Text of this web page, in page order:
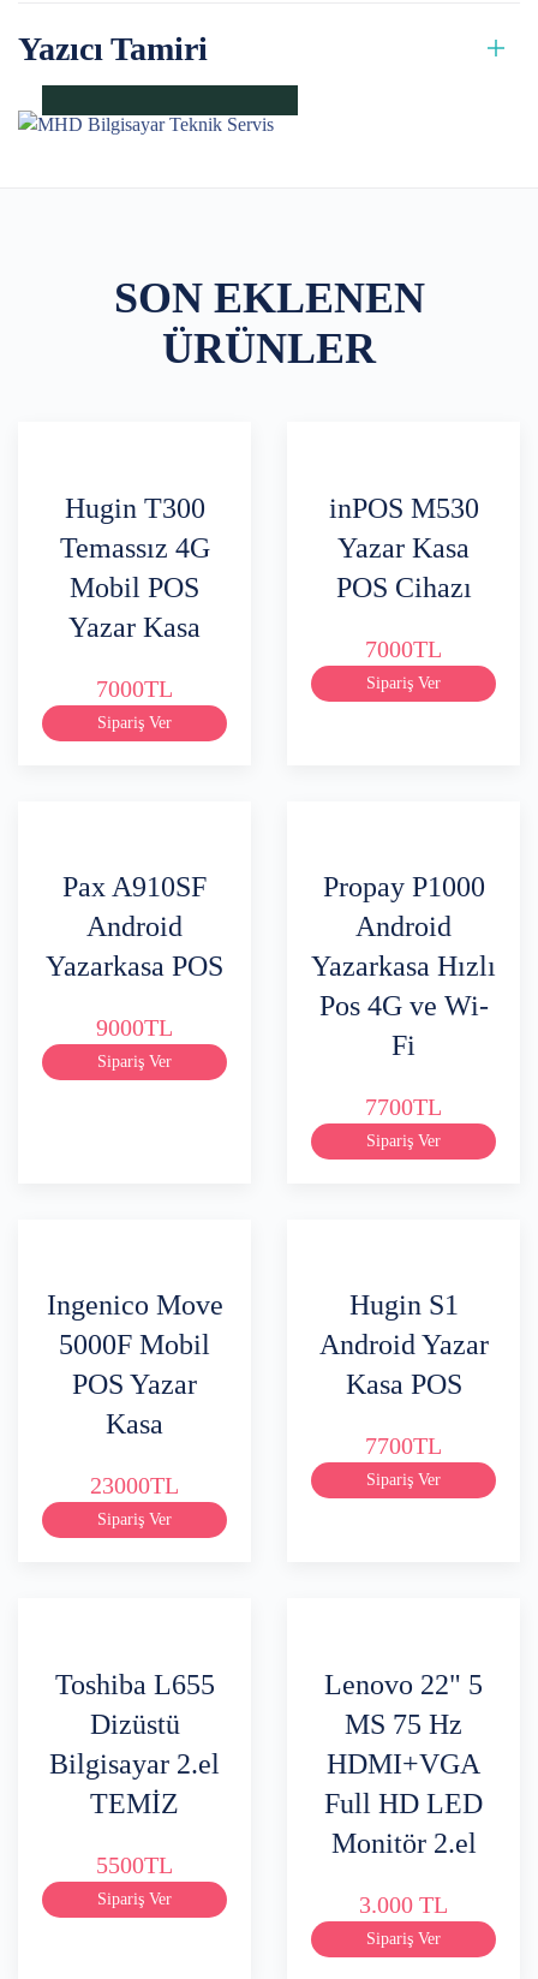
Yazıcı Tamiri
SON EKLENEN
ÜRÜNLER
Hugin T300
Temassız 4G
Mobil POS
Yazar Kasa
7000TL
Sipariş Ver
inPOS M530
Yazar Kasa
POS Cihazı
7000TL
Sipariş Ver
Pax A910SF
Android
Yazarkasa POS
9000TL
Sipariş Ver
Propay P1000
Android
Yazarkasa Hızlı
Pos 4G ve Wi-
Fi
7700TL
Sipariş Ver
Ingenico Move
5000F Mobil
POS Yazar
Kasa
23000TL
Sipariş Ver
Hugin S1
Android Yazar
Kasa POS
7700TL
Sipariş Ver
Toshiba L655
Dizüstü
Bilgisayar 2.el
TEMİZ
5500TL
Sipariş Ver
Lenovo 22" 5
MS 75 Hz
HDMI+VGA
Full HD LED
Monitör 2.el
3.000 TL
Sipariş Ver